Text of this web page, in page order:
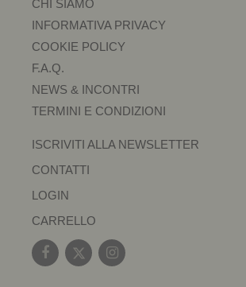
CHI SIAMO
INFORMATIVA PRIVACY
COOKIE POLICY
F.A.Q.
NEWS & INCONTRI
TERMINI E CONDIZIONI
ISCRIVITI ALLA NEWSLETTER
CONTATTI
LOGIN
CARRELLO